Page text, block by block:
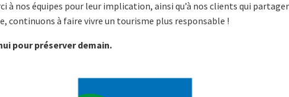
Rendez-vous à Berck Au Spa du Régina
à nos équipes pour leur implication, ainsi qu’à nos clients qui
continuons à faire vivre un tourisme plus responsable !
pour préserver demain.